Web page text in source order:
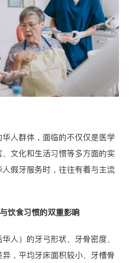
人群体，面临的不仅仅是医学
、文化和生活习惯等多方面的实
假牙服务时，往往有着与主流
饮食习惯的双重影响
人）的牙弓形状、牙骨密度、
，平均牙床面积较小、牙槽骨